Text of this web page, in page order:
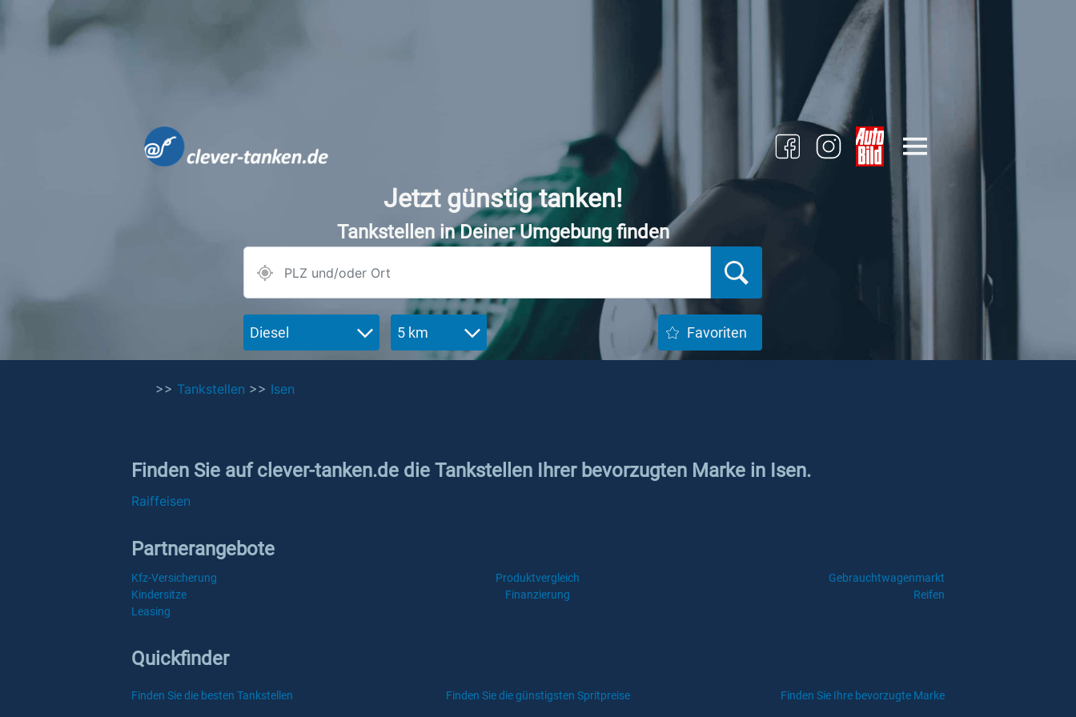
Jetzt günstig tanken!
Tankstellen in Deiner Umgebung finden
Diesel 5 km Favoriten
>> Tankstellen >> Isen
Finden Sie auf clever-tanken.de die Tankstellen Ihrer bevorzugten Marke in Isen.
Raiffeisen
Partnerangebote
Kfz-Versicherung Produktvergleich
Gebrauchtwagenmarkt
Kindersitze
Finanzierung
Reifen
Leasing
Quickfinder
Finden Sie die besten Tankstellen Finden Sie die günstigsten Spritpreise Finden Sie Ihre bevorzugte Marke